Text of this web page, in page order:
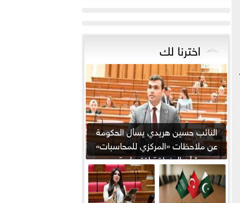
اخترنا لك
النائب حسين هريدي يسأل الحكومة
عن ملاحظات «المركزي للمحاسبات»
بشأن المنطقة اقتصادية...